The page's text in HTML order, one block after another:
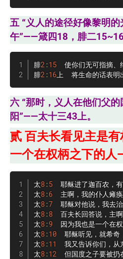
五 “义人的途径好像黎明
午”——箴四18，腓二15~16
腓2 :15
使你们无可指摘、
腓2 :16上  将生命的话表明
六 “那时，义人在他们父
阳”——太十三43上。
贰 百夫长看见主是
一个在权柄之下的人
太8 :5
耶稣进了迦百农，
太8 :6
主啊，我的仆人瘫
太8 :7
耶稣对他说，我去治
太8 :8
百夫长回答说，主
太8 :9
因为我也是一个在
太8 :10
耶稣听见，就希奇
太8 :11
我又告诉你们，从
太8 :12
但国度之子要被扔